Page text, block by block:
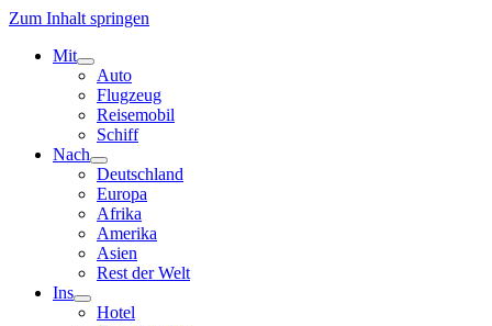
Zum Inhalt springen
Mit
Menü
öffnen
Auto
Flugzeug
Reisemobil
Schiff
Nach
Menü
öffnen
Deutschland
Europa
Afrika
Amerika
Asien
Rest der Welt
Ins
Menü
öffnen
Hotel